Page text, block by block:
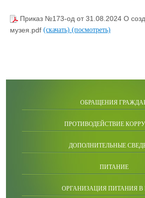
Приказ №173-од от 31.08.2024 О
музея.pdf (скачать) (посмотреть)
ОБРАЩЕНИЯ
ПРОТИВОДЕЙСТВИЕ
ДОПОЛНИТЕЛЬНЫЕ
ПИТАНИЕ
ОРГАНИЗАЦИЯ ПИТАНИЯ В